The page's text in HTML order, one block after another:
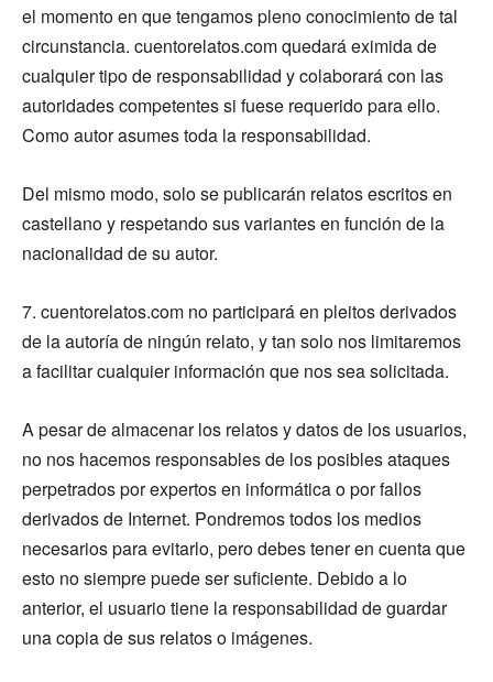
el momento en que tengamos pleno conocimiento de tal
circunstancia. cuentorelatos.com quedará eximida de
cualquier tipo de responsabilidad y colaborará con las
autoridades competentes si fuese requerido para ello.
Como autor asumes toda la responsabilidad.
Del mismo modo, solo se publicarán relatos escritos en
castellano y respetando sus variantes en función de la
nacionalidad de su autor.
7. cuentorelatos.com no participará en pleitos derivados
de la autoría de ningún relato, y tan solo nos limitaremos
a facilitar cualquier información que nos sea solicitada.
A pesar de almacenar los relatos y datos de los usuarios,
no nos hacemos responsables de los posibles ataques
perpetrados por expertos en informática o por fallos
derivados de Internet. Pondremos todos los medios
necesarios para evitarlo, pero debes tener en cuenta que
esto no siempre puede ser suficiente. Debido a lo
anterior, el usuario tiene la responsabilidad de guardar
una copia de sus relatos o imágenes.